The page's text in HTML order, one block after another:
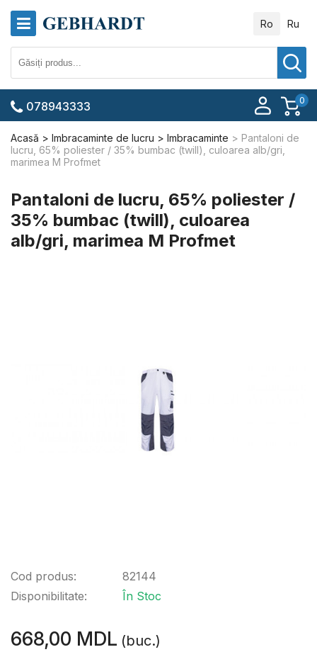
Ro Ru
0
078943333
Acasă Imbracaminte de lucru Imbracaminte
Pantaloni de
lucru, 65% poliester / 35% bumbac (twill), culoarea alb/gri,
marimea M Profmet
Pantaloni de lucru, 65% poliester /
35% bumbac (twill), culoarea
alb/gri, marimea M Profmet
Cod produs:
Disponibilitate:
82144
În Stoc
668,00 MDL (buc.)